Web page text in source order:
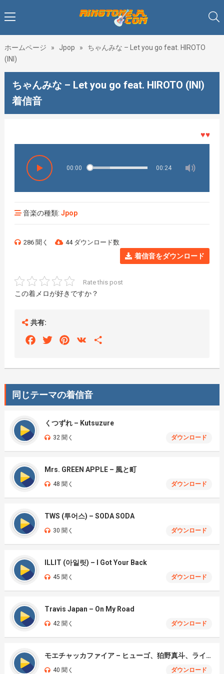
ホームページ » Jpop »
ちゃんみな – Let you go feat. HIROTO
(INI)
ちゃんみな – Let you go feat. HIROTO (INI)
着信音
♥♥♥着
00:00 00:24
音楽の種類: Jpop
286 聞く 44 ダウンロード数
着信音をダウンロード
Rate this post
この着メロが好きですか？
共有:
FacebookTwitterPinterest
VK
同じテーマの着信音
くつずれ – Kutsuzure
32 聞く ダウンロード
Mrs. GREEN APPLE – 風と町
48 聞く ダウンロード
TWS (투어스) – SODA SODA
30 聞く ダウンロード
ILLIT (아일릿) – I Got Your Back
45 聞く ダウンロード
Travis Japan – On My Road
42 聞く ダウンロード
モエチャッカファイア – ヒューゴ、狛野真斗、ライト、セヴェリアン (Cover )
40 聞く ダウンロード